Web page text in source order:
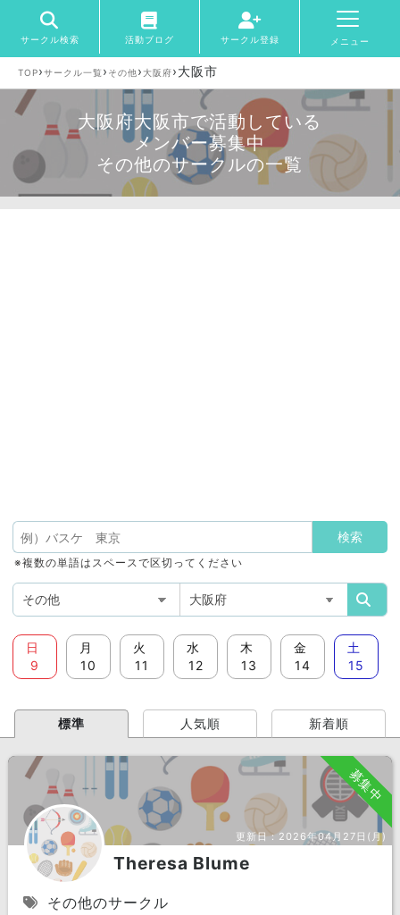
サークル検索 活動ブログ サークル登録 メニュー
TOP›サークル一覧 › その他› 大阪府›大阪市
大阪府大阪市で活動している
メンバー募集中
その他のサークルの一覧
※複数の単語はスペースで区切ってください
日
9
月
10
火
11
水
12
木
13
金
14
土
15
標準 人気順 新着順
募集中
更新日：2026年04月27日(月)
Theresa Blume
その他のサークル